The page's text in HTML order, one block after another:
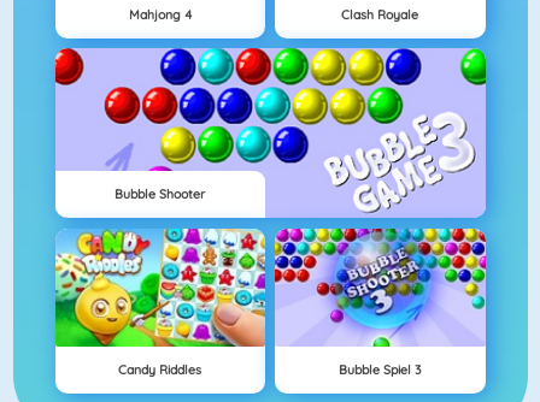
Mahjong 4 Clash Royale
Bubble Shooter
Candy Riddles Bubble Spiel 3